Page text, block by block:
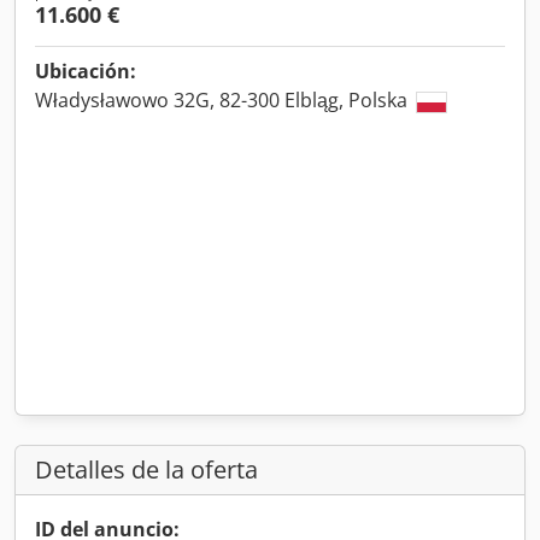
11.600 €
Ubicación:
Władysławowo 32G, 82-300 Elbląg, Polska
Detalles de la oferta
ID del anuncio: